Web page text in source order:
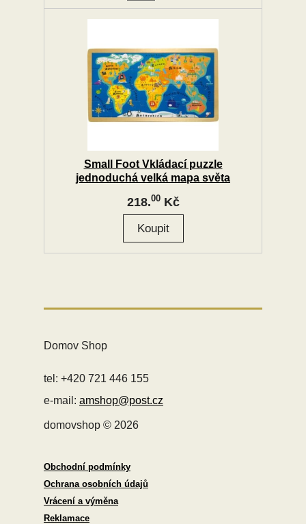
Small Foot Vkládací puzzle
jednoduchá velká mapa světa
218.00Kč
Domov Shop
tel: +420 721 446 155
e-mail: amshop@post.cz
domovshop © 2026
Obchodní podmínky
Ochrana osobních údajů
Vrácení a výměna
Reklamace